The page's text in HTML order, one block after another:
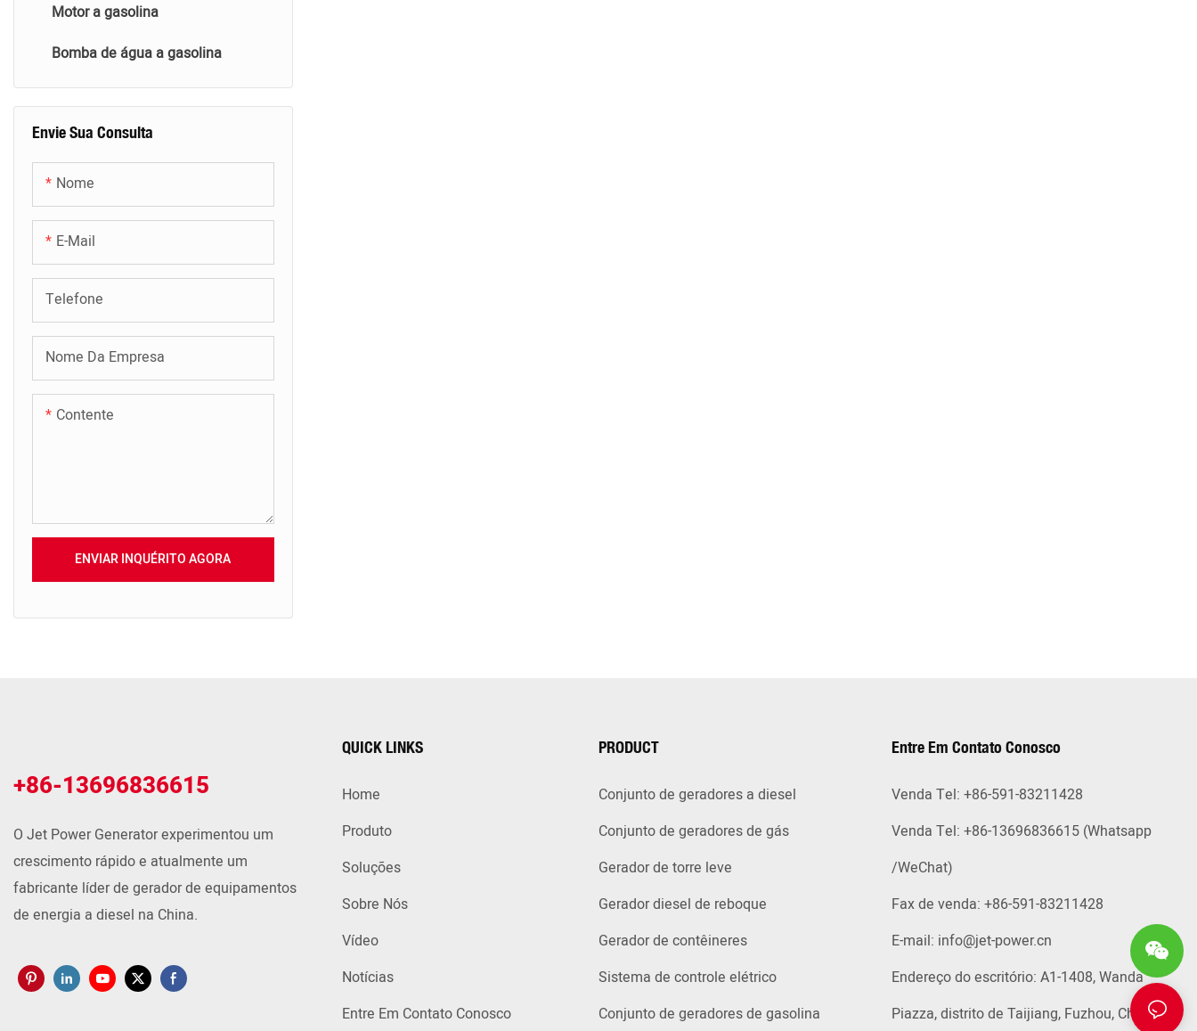
Motor a gasolina
Bomba de água a gasolina
Envie Sua Consulta
Nome
E-Mail
Telefone
Nome Da Empresa
Contente
ENVIAR INQUÉRITO AGORA
+86-13696836615
O Jet Power Generator experimentou um
crescimento rápido e atualmente um
fabricante líder de gerador de equipamentos
de energia a diesel na China.
QUICK LINKS
Home
Produto
Soluções
Sobre Nós
Vídeo
Notícias
Entre Em Contato Conosco
PRODUCT
Conjunto de geradores a diesel
Conjunto de geradores de gás
Gerador de torre leve
Gerador diesel de reboque
Gerador de contêineres
Sistema de controle elétrico
Conjunto de geradores de gasolina
Entre Em Contato Conosco
Venda Tel: +86-591-83211428
Venda Tel: +86-13696836615 (Whatsapp
/WeChat)
Fax de venda: +86-591-83211428
E-mail: info@jet-power.cn
Endereço do escritório: A1-1408, Wanda
Piazza, distrito de Taijiang, Fuzhou, China